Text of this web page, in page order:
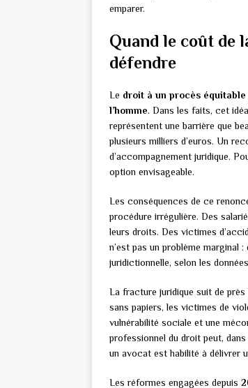
emparer.
Quand le coût de
défendre
Le droit à un procès équitable
l’homme. Dans les faits, cet
représentent une barrière que
plusieurs milliers d’euros. Un
d’accompagnement juridique.
option envisageable.
Les conséquences de ce
procédure irrégulière. Des
leurs droits. Des victimes
n’est pas un problème marginal :
juridictionnelle, selon les
La fracture juridique suit de
sans papiers, les victimes de
vulnérabilité sociale et une
professionnel du droit peut,
un avocat est habilité à délivrer
Les réformes engagées depuis